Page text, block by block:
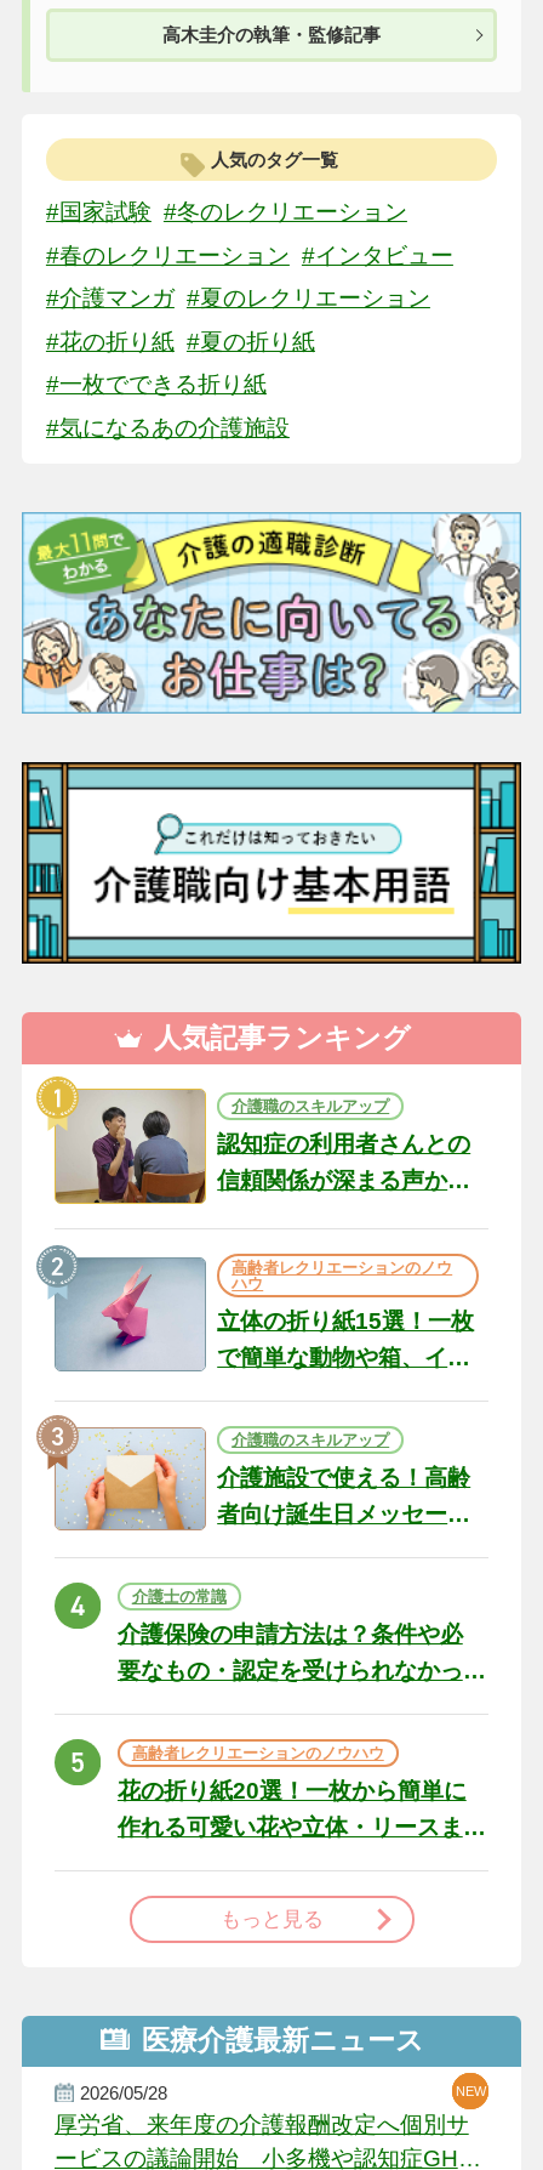
高木圭介の執筆・監修記事
人気のタグ一覧
#国家試験 #冬のレクリエーション
#春のレクリエーション #インタビュー
#介護マンガ #夏のレクリエーション
#花の折り紙 #夏の折り紙
#一枚でできる折り紙
#気になるあの介護施設
人気記事ランキング
介護職のスキルアップ
認知症の利用者さんとの
信頼関係が深まる声かけ
の現場から（22）
高齢者レクリエーションのノウ
ハウ
立体の折り紙15選！一枚
で簡単な動物や箱、イン
介護職のスキルアップ
介護施設で使える！高齢
者向け誕生日メッセージ
ト
介護士の常識
介護保険の申請方法は？条件や必
要なもの・認定を受けられなかっ
高齢者レクリエーションのノウハウ
花の折り紙20選！一枚から簡単に
作れる可愛い花や立体・リースま
もっと見る
医療介護最新ニュース
2026/05/28
厚労省、来年度の介護報酬改定へ個別サ
ービスの議論開始 小多機や認知症GH、
NEW
NEW
NEW